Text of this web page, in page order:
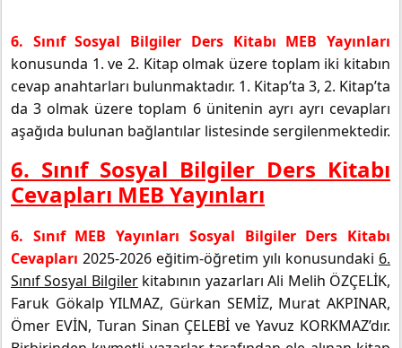
6. Sınıf Sosyal Bilgiler Ders Kitabı MEB Yayınları
konusunda 1. ve 2. Kitap olmak üzere toplam iki kitabın
cevap anahtarları bulunmaktadır. 1. Kitap’ta 3, 2. Kitap’ta
da 3 olmak üzere toplam 6 ünitenin ayrı ayrı cevapları
aşağıda bulunan bağlantılar listesinde sergilenmektedir.
6. Sınıf Sosyal Bilgiler Ders Kitabı
Cevapları MEB Yayınları
6. Sınıf MEB Yayınları Sosyal Bilgiler Ders Kitabı
Cevapları 2025-2026 eğitim-öğretim yılı konusundaki 6.
Sınıf Sosyal Bilgilerkitabının yazarları Ali Melih ÖZÇELİK,
Faruk Gökalp YILMAZ, Gürkan SEMİZ, Murat AKPINAR,
Ömer EVİN, Turan Sinan ÇELEBİ ve Yavuz KORKMAZ’dır.